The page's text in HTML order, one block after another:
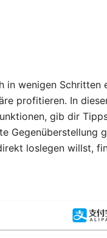
in wenigen Schritten
profitieren. In
gib dir
Gegenüberstellung
loslegen willst,